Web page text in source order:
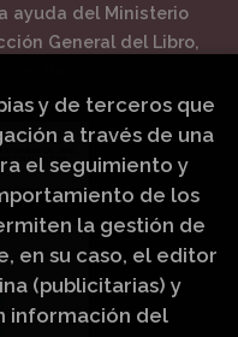
ayuda del Ministerio
General del Libro,
y de terceros que
a través de una
el seguimiento y
de los
la gestión de
en su caso, el editor
(publicitarias) y
información del